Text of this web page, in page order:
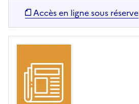
Accès en ligne sous réserve